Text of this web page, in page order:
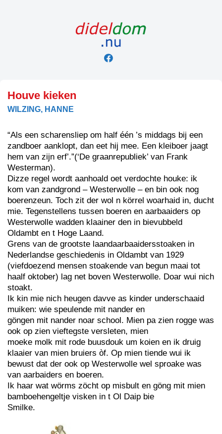
Houve kieken
WILZING, HANNE
“Als een scharensliep om half één ’s middags bij een
zandboer aanklopt, dan eet hij mee. Een kleiboer jaagt
hem van zijn erf’.”(‘De graanrepubliek’ van Frank
Westerman).
Dizze regel wordt aanhoald oet verdochte houke: ik
kom van zandgrond – Westerwolle – en bin ook nog
boerenzeun. Toch zit der wol n körrel woarhaid in, ducht
mie. Tegenstellens tussen boeren en aarbaaiders op
Westerwolle wadden klaainer den in bievubbeld
Oldambt en t Hoge Laand.
Grens van de grootste laandaarbaaidersstoaken in
Nederlandse geschiedenis in Oldambt van 1929
(viefdoezend mensen stoakende van begun maai tot
haalf oktober) lag net boven Westerwolle. Doar wui nich
stoakt.
Ik kin mie nich heugen davve as kinder underschaaid
muiken: wie speulende mit nander en
göngen mit nander noar school. Mien pa zien rogge was
ook op zien vieftegste versleten, mien
moeke molk mit rode buusdouk um koien en ik druig
klaaier van mien bruiers òf. Op mien tiende wui ik
bewust dat der ook op Westerwolle wel sproake was
van aarbaiders en boeren.
Ik haar wat wörms zöcht op misbult en göng mit mien
bamboehengeltje visken in t Ol Daip bie
Smilke.